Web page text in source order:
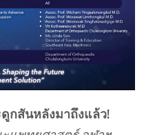
กสันหลังมาถึงแล้ว!